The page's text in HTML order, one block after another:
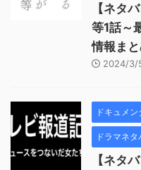
【ネタ
等1話～
情報ま
2024/3/
ドキュメ
ドラマネ
【ネタ